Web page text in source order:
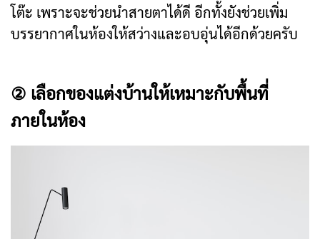
โต๊ะ เพราะจะช่วยนำสายตาได้ดี อีกทั้งยังช่วยเพิ่ม
บรรยากาศในห้องให้สว่างและอบอุ่นได้อีกด้วยครับ
② เลือกของแต่งบ้านให้เหมาะกับพื้นที่
ภายในห้อง